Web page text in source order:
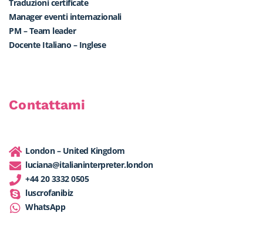
Traduzioni certificate
Manager eventi internazionali
PM – Team leader
Docente Italiano – Inglese
Contattami
London – United Kingdom
luciana@italianinterpreter.london
+44 20 3332 0505
luscrofanibiz
WhatsApp